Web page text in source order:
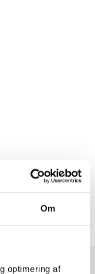
Om
optimering af